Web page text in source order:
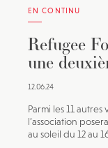
EN CONTINU
Refugee
une
12.06.24
Parmi les 11
l’association
au soleil du 12 au